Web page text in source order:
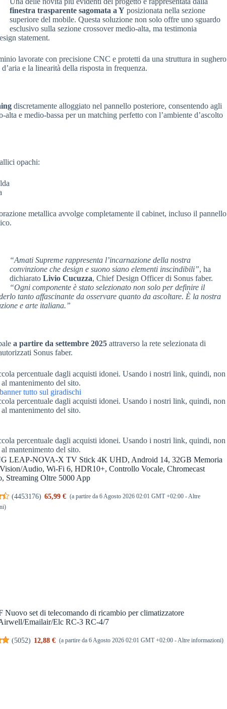
finestra trasparente sagomata a Y posizionata nella sezione
superiore del mobile. Questa soluzione non solo offre uno sguardo
esclusivo sulla sezione crossover medio-alta, ma testimonia
statement.
lavorate con precisione CNC e protetti da una struttura in sughero
e la linearità della risposta in frequenza.
discretamente alloggiato nel pannello posteriore, consentendo agli
e medio-bassa per un matching perfetto con l’ambiente d’ascolto
opachi:
metallica avvolge completamente il cabinet, incluso il pannello
“Amati Supreme rappresenta l’incarnazione della nostra
convinzione che design e suono siano elementi inscindibili”, ha
dichiarato Livio Cucuzza, Chief Design Officer di Sonus faber.
“Ogni componente è stato selezionato non solo per definire il
tanto affascinante da osservare quanto da ascoltare. È la nostra
e arte italiana.”
a partire da settembre 2025 attraverso la rete selezionata di
Sonus faber.
percentuale dagli acquisti idonei. Usando i nostri link, quindi, non
mantenimento del sito.
percentuale dagli acquisti idonei. Usando i nostri link, quindi, non
mantenimento del sito.
percentuale dagli acquisti idonei. Usando i nostri link, quindi, non
mantenimento del sito.
LEAP-NOVA-X TV Stick 4K UHD, Android 14, 32GB Memoria
Audio, Wi-Fi 6, HDR10+, Controllo Vocale, Chromecast
Streaming Oltre 5000 App
(4453176) 65,99 € (a partire da 6 Agosto 2026 02:01 GMT +02:00 - Altre
)
Nuovo set di telecomando di ricambio per climatizzatore
Emailair/Elc RC-3 RC-4/7
(5052) 12,88 € (a partire da 6 Agosto 2026 02:01 GMT +02:00 -Altre informazioni)